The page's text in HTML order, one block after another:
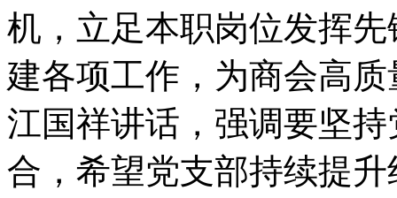
机，立足本职岗位发挥
建各项工作，为商会高
江国祥讲话，强调要坚
合，希望党支部持续提